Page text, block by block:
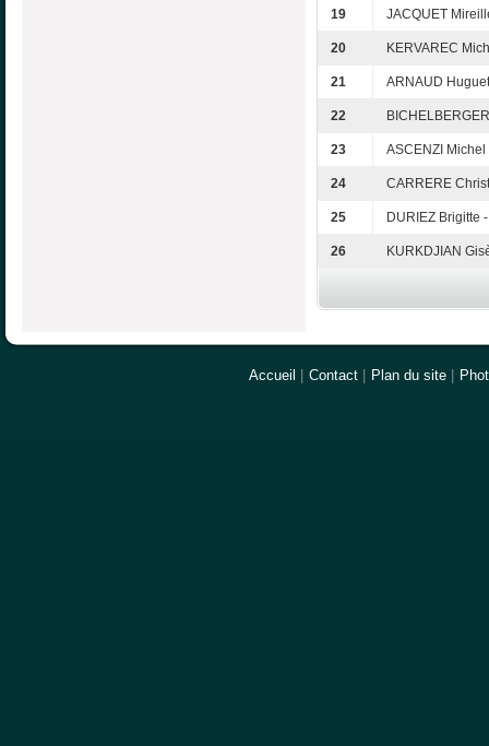
19 JACQUET
20 KERVAREC
21 ARNAUD
22
23 ASCENZI Michel
24 CARRERE
25 DURIEZ Brigitte
26 KURKDJIAN
Accueil Contact Plan du site